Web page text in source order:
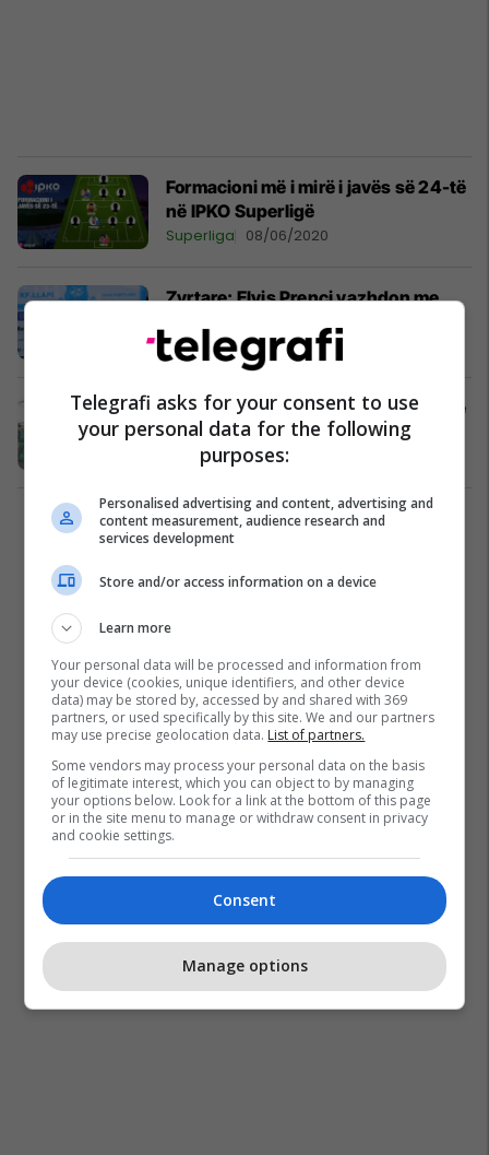
Formacioni më i mirë i javës së 24-të
në IPKO Superligë
Superliga 08/06/2020
Zyrtare: Elvis Prençi vazhdon me
Superliga 07/06/2019
Formacioni më i mirë i javës së 24-të
në IPKO Superligë
Superliga 01/04/2019
1
Telegrafi asks for your consent to use
your personal data for the following
purposes:
Personalised advertising and content, advertising and
content measurement, audience research and
services development
Store and/or access information on a device
Learn more
Your personal data will be processed and information from
your device (cookies, unique identifiers, and other device
data) may be stored by, accessed by and shared with 369
partners, or used specifically by this site. We and our partners
may use precise geolocation data. List of partners.
Some vendors may process your personal data on the basis
of legitimate interest, which you can object to by managing
your options below. Look for a link at the bottom of this page
or in the site menu to manage or withdraw consent in privacy
and cookie settings.
Consent
Manage options